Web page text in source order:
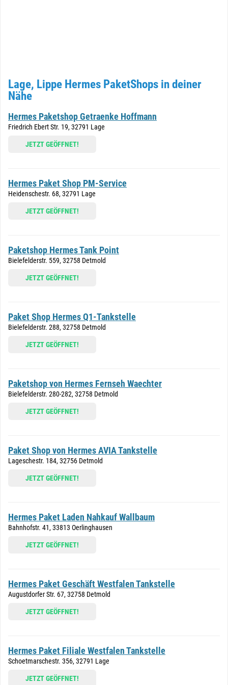
Lage, Lippe Hermes PaketShops in deiner
Nähe
Hermes Paketshop Getraenke Hoffmann
Friedrich Ebert Str. 19, 32791 Lage
JETZT GEÖFFNET!
Hermes Paket Shop PM-Service
Heidenschestr. 68, 32791 Lage
JETZT GEÖFFNET!
Paketshop Hermes Tank Point
Bielefelderstr. 559, 32758 Detmold
JETZT GEÖFFNET!
Paket Shop Hermes Q1-Tankstelle
Bielefelderstr. 288, 32758 Detmold
JETZT GEÖFFNET!
Paketshop von Hermes Fernseh Waechter
Bielefelderstr. 280-282, 32758 Detmold
JETZT GEÖFFNET!
Paket Shop von Hermes AVIA Tankstelle
Lageschestr. 184, 32756 Detmold
JETZT GEÖFFNET!
Hermes Paket Laden Nahkauf Wallbaum
Bahnhofstr. 41, 33813 Oerlinghausen
JETZT GEÖFFNET!
Hermes Paket Geschäft Westfalen Tankstelle
Augustdorfer Str. 67, 32758 Detmold
JETZT GEÖFFNET!
Hermes Paket Filiale Westfalen Tankstelle
Schoetmarschestr. 356, 32791 Lage
JETZT GEÖFFNET!